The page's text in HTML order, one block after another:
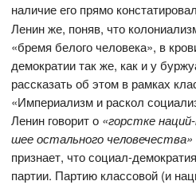
наличие его прямо
Ленин же, поняв, что
«бремя белого человека», в
демократии так же, как и у
рассказать об этом в рамках
«Империализм и раскол
Ленин говорит о «горстке
шее остального человечества»
признает, что социал-
партии. Партию классовой (и